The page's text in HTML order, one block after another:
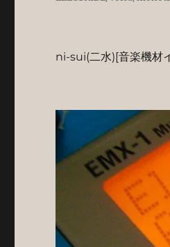
ni-sui(二水)[音楽機材